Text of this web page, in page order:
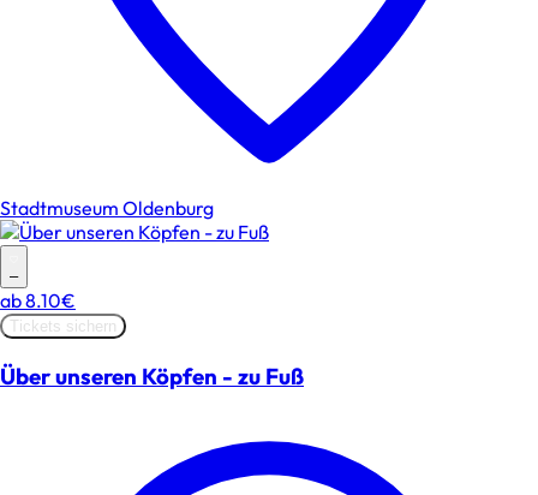
Stadtmuseum Oldenburg
–
ab8.10€
Tickets sichern
Über unseren Köpfen - zu Fuß